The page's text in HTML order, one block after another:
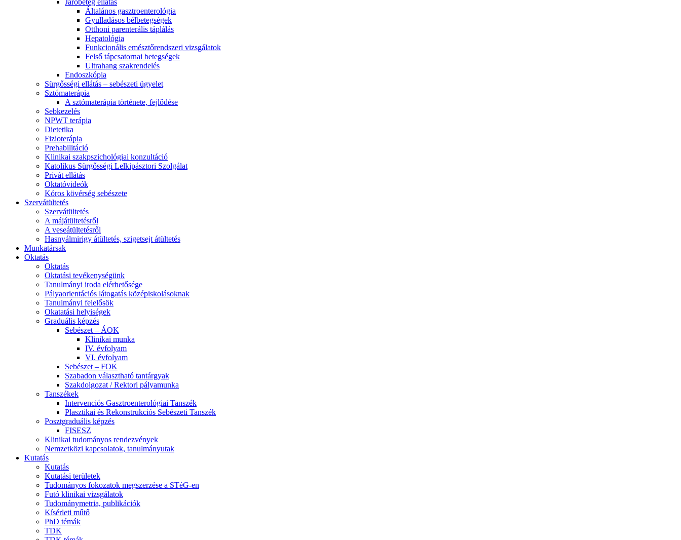
Járóbeteg ellátás
Általános gasztroenterológia
Gyulladásos bélbetegségek
Otthoni parenterális táplálás
Hepatológia
Funkcionális emésztőrendszeri vizsgálatok
Felső tápcsatornai betegségek
Ultrahang szakrendelés
Endoszkópia
Sürgősségi ellátás – sebészeti ügyelet
Sztómaterápia
A sztómaterápia története, fejlődése
Sebkezelés
NPWT terápia
Dietetika
Fizioterápia
Prehabilitáció
Klinikai szakpszichológiai konzultáció
Katolikus Sürgősségi Lelkipásztori Szolgálat
Privát ellátás
Oktatóvideók
Kóros kövérség sebészete
Szervátültetés
Szervátültetés
A májátültetésről
A veseátültetésről
Hasnyálmirigy átültetés, szigetsejt átültetés
Munkatársak
Oktatás
Oktatás
Oktatási tevékenységünk
Tanulmányi iroda elérhetősége
Pályaorientációs látogatás középiskolásoknak
Tanulmányi felelősök
Okatatási helyiségek
Graduális képzés
Sebészet – ÁOK
Klinikai munka
IV. évfolyam
VI. évfolyam
Sebészet – FOK
Szabadon választható tantárgyak
Szakdolgozat / Rektori pályamunka
Tanszékek
Intervenciós Gasztroenterológiai Tanszék
Plasztikai és Rekonstrukciós Sebészeti Tanszék
Posztgraduális képzés
FISESZ
Klinikai tudományos rendezvények
Nemzetközi kapcsolatok, tanulmányutak
Kutatás
Kutatás
Kutatási területek
Tudományos fokozatok megszerzése a STéG-en
Futó klinikai vizsgálatok
Tudománymetria, publikációk
Kísérleti műtő
PhD témák
TDK